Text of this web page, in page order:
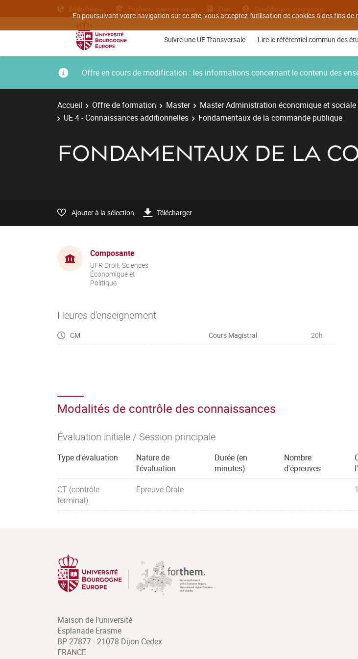
En poursuivant votre navigation sur ce site, vous acceptez l'utilisation de cookies à des fins
Bibliothèque Etudiants internationaux Plan Candidatures inscriptions
Suivre une UE Transversale Lire le référentiel commun des
Offre en cours de modification : les informations concernant le contenu des
Accueil Offre de formation Master Master Administration économique et sociale
UE 4 - Connaissances additionnelles
Fondamentaux de la commande publique
FONDAMENTAUX DE LA
Ajouter à la sélection Télécharger
Composante
UFR Droit, Sciences
Économique et
Politique
Heures d'enseignement
CM Cours Magistral 20h
Modalités de contrôle des connaissances
Évaluation initiale / Session principale
Type d'évaluation
Nature de
l'évaluation
Durée (en
minutes)
Nombre
d'épreuves
CT (contrôle
terminal)
Epreuve Orale 1
Maison de l'université
Esplanade Erasme
BP 27877 - 21078 Dijon Cedex
FRANCE